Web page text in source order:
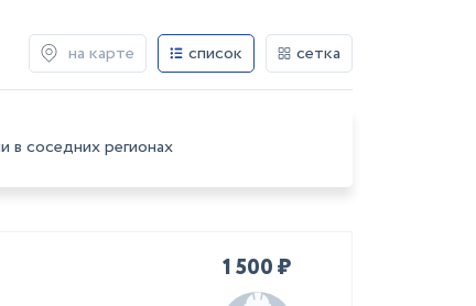
на карте список сетка
в соседних регионах
1 500 ₽